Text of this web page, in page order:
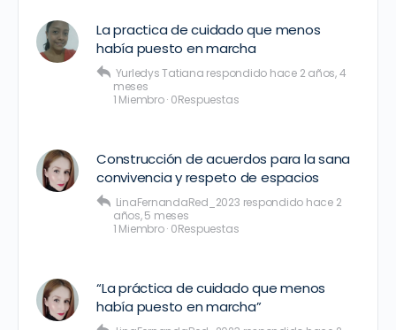
La practica de cuidado que menos
había puesto en marcha
Yurledys Tatiana respondido hace 2 años, 4
meses
1 Miembro· 0Respuestas
Construcción de acuerdos para la sana
convivencia y respeto de espacios
LinaFernandaRed_2023 respondido hace 2
años, 5 meses
1 Miembro· 0Respuestas
“La práctica de cuidado que menos
había puesto en marcha”